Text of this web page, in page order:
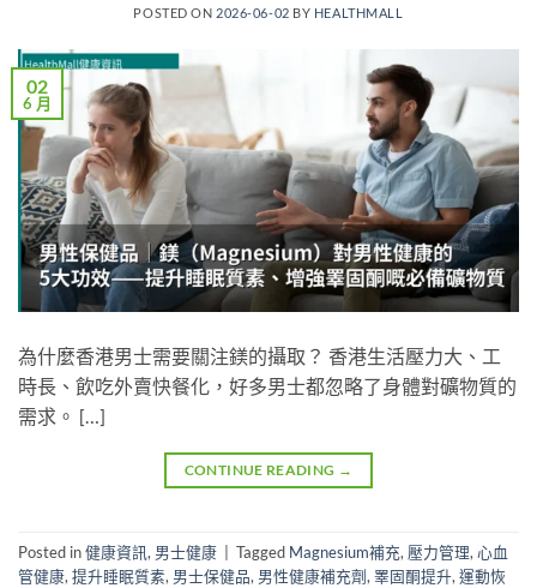
POSTED ON 2026-06-02 BY HEALTHMALL
02
6 月
為什麼香港男士需要關注鎂的攝取？ 香港生活壓力大、工
時長、飲吃外賣快餐化，好多男士都忽略了身體對礦物質的
需求。 […]
CONTINUE READING →
Posted in健康資訊, 男士健康 Tagged Magnesium補充, 壓力管理,心血
管健康,提升睡眠質素, 男士保健品, 男性健康補充劑,睪固酮提升,運動恢